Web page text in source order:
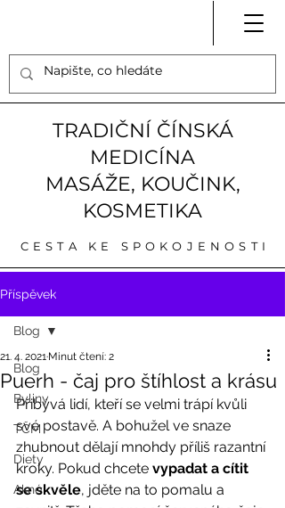
TRADIČNÍ ČÍNSKÁ
MEDICÍNA
MASÁŽE, KOUČINK,
KOSMETIKA
CESTA KE SPOKOJENOSTI
Příspěvek
Blog
Byliny
TČM
Diety
Akné
Blog
Puerh - čaj pro štíhlost a krásu
21. 4. 2021 Minut čtení: 2
Přibývá lidí, kteří se velmi trápí kvůli
své postavě. A bohužel ve snaze
zhubnout dělají mnohdy příliš razantní
kroky. Pokud chcete vypadat a cítit
se skvěle, jděte na to pomalu a